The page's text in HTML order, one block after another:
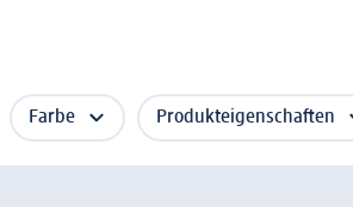
Farbe Produkteigenschaften